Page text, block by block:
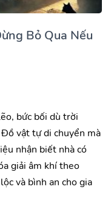
Bỏ Qua Nếu
bức bối dù trời
Đồ vật tự di chuyển mà
nhận biết nhà có
giải âm khí theo
và bình an cho gia